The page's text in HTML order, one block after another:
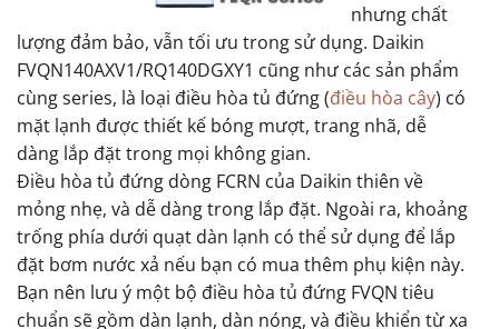
nhưng chất
lượng đảm bảo, vẫn tối ưu trong sử dụng. Daikin
FVQN140AXV1/RQ140DGXY1 cũng như các sản phẩm
cùng series, là loại điều hòa tủ đứng (điều hòa cây) có
mặt lạnh được thiết kế bóng mượt, trang nhã, dễ
dàng lắp đặt trong mọi không gian.
Điều hòa tủ đứng dòng FCRN của Daikin thiên về
mỏng nhẹ, và dễ dàng trong lắp đặt. Ngoài ra, khoảng
trống phía dưới quạt dàn lạnh có thể sử dụng để lắp
đặt bơm nước xả nếu bạn có mua thêm phụ kiện này.
Bạn nên lưu ý một bộ điều hòa tủ đứng FVQN tiêu
chuẩn sẽ gồm dàn lạnh, dàn nóng, và điều khiển từ xa